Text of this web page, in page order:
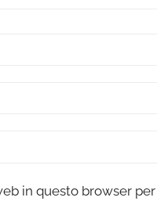
in questo browser